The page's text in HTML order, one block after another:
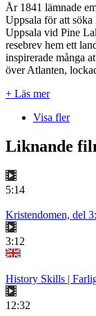
År 1841 lämnade
Uppsala för att
Uppsala vid Pine
resebrev hem ett
inspirerade många
över Atlanten,
+ Läs mer
Visa fler
Liknande
5:14
Kristendomen, del
3:12
History Skills |
12:32